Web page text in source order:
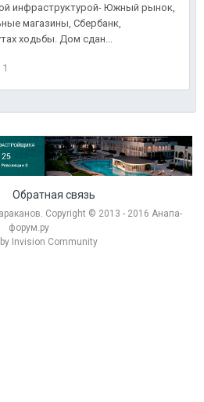
инфраструктурой- Южный рынок,
магазины, Сбербанк,
ходьбы. Дом сдан...
1
Обратная связь
. Copyright © 2013 - 2016 Анапа-
форум.ру
Invision Community